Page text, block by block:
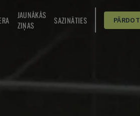
JAUNĀKĀS
ZIŅAS
SAZINĀTIES PĀRDOT